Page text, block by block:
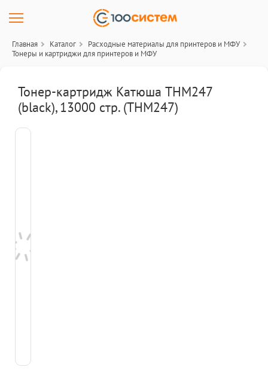
Главная Каталог
Расходные материалы для принтеров и МФУ
Тонеры и картриджи для принтеров и МФУ
Тонер-картридж Катюша THM247
(black), 13000 стр. (THM247)